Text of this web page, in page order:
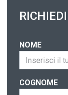
NOME
COGNOME